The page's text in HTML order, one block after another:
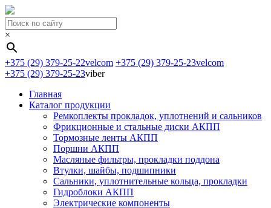
×
+375 (29) 379-25-22velcom +375 (29) 379-25-23velcom
+375 (29) 379-25-23viber
Главная
Каталог продукции
Ремкоплекты прокладок, уплотнений и сальников
Фрикционные и стальные диски АКПП
Тормозные ленты АКПП
Поршни АКПП
Масляные фильтры, прокладки поддона
Втулки, шайбы, подшипники
Сальники, уплотнительные кольца, прокладки
Гидроблоки АКПП
Электрические компоненты